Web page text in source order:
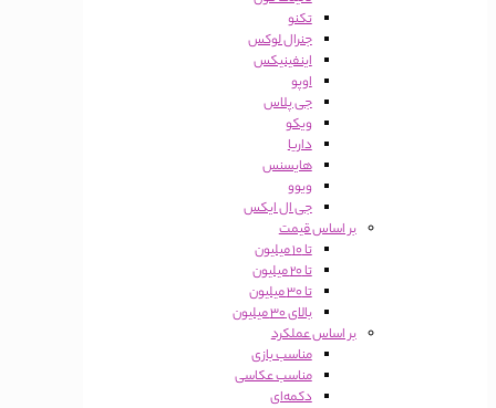
تکنو
جنرال لوکس
اینفینیکس
اوپو
جی پلاس
ویکو
داریا
هایسنس
ویوو
جی ال ایکس
بر اساس قیمت
تا 10 میلیون
تا 20 میلیون
تا 30 میلیون
بالای 30 میلیون
بر اساس عملکرد
مناسب بازی
مناسب عکاسی
دکمه‌ای